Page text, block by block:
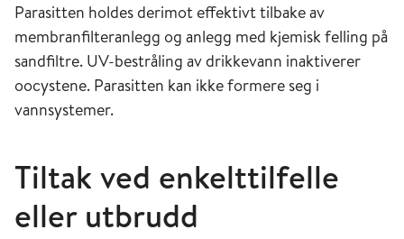
Parasitten holdes derimot effektivt tilbake av
membranfilteranlegg og anlegg med kjemisk felling på
sandfiltre. UV-bestråling av drikkevann inaktiverer
oocystene. Parasitten kan ikke formere seg i
vannsystemer.
Tiltak ved enkelttilfelle
eller utbrudd